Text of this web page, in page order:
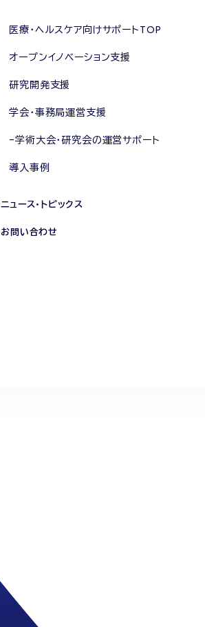
医療・ヘルスケア向けサポートTOP
オープンイノベーション支援
研究開発支援
学会・事務局運営支援
学術大会・研究会の運営サポート
導入事例
ニュース・トピックス
お問い合わせ